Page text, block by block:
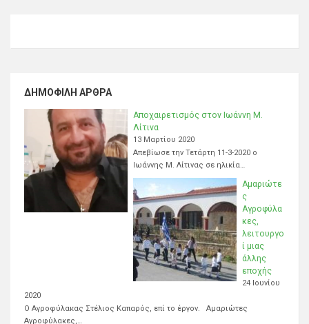
ΔΗΜΟΦΙΛΉ ΆΡΘΡΑ
Αποχαιρετισμός στον Ιωάννη Μ.
Λίτινα
13 Μαρτίου 2020
Απεβίωσε την Τετάρτη 11-3-2020 ο
Ιωάννης Μ. Λίτινας σε ηλικία…
Αμαριώτε
ς
Αγροφύλα
κες,
λειτουργο
ί μιας
άλλης
εποχής
24 Ιουνίου
2020
Ο Αγροφύλακας Στέλιος Καπαρός, επί το έργον. Αμαριώτες
Αγροφύλακες,…